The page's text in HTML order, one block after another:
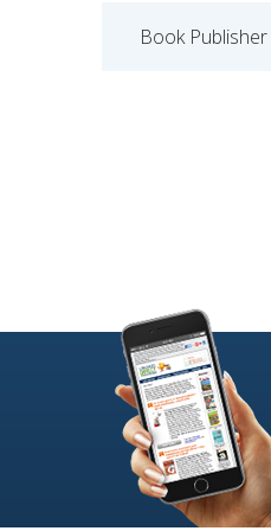
Book Publisher